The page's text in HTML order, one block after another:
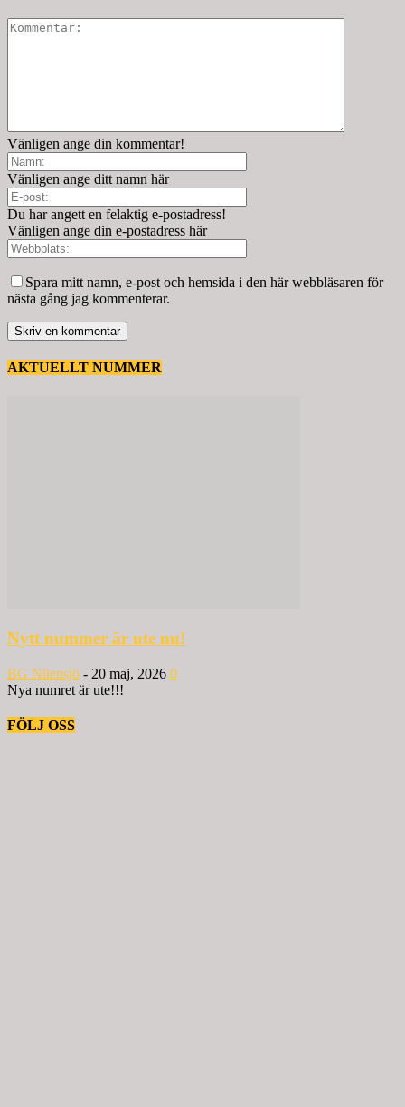
Vänligen ange din kommentar!
Vänligen ange ditt namn här
Du har angett en felaktig e-postadress!
Vänligen ange din e-postadress här
Spara mitt namn, e-post och hemsida i den här webbläsaren för
nästa gång jag kommenterar.
AKTUELLT NUMMER
Nytt nummer är ute nu!
BG Nilensjö - 20 maj, 2026 0
Nya numret är ute!!!
FÖLJ OSS